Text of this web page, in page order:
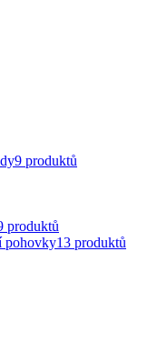
9 produktů
produktů
pohovky13 produktů